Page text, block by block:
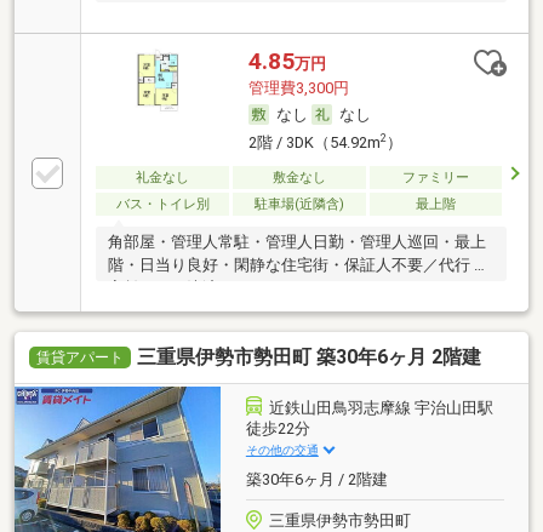
4.85万円
管理費3,300円
なし
なし
2階 / 3DK（54.92m2）
礼金なし 敷金なし
ファミリー
バス・トイレ別
駐車場(近隣含) 最上階
角部屋・管理人常駐・管理人日勤・管理人巡回・最上
階・日当り良好・閑静な住宅街・保証人不要／代行 ・
家賃カード決済可
賃貸アパート 三重県伊勢市勢田町 築30年6ヶ月 2階建
近鉄山田鳥羽志摩線 宇治山田駅
徒歩22分
その他の交通
築30年6ヶ月 / 2階建
三重県伊勢市勢田町